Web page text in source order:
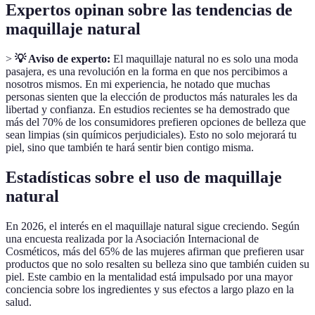
Expertos opinan sobre las tendencias de
maquillaje natural
> 💡 Aviso de experto: El maquillaje natural no es solo una moda
pasajera, es una revolución en la forma en que nos percibimos a
nosotros mismos. En mi experiencia, he notado que muchas
personas sienten que la elección de productos más naturales les da
libertad y confianza. En estudios recientes se ha demostrado que
más del 70% de los consumidores prefieren opciones de belleza que
sean limpias (sin químicos perjudiciales). Esto no solo mejorará tu
piel, sino que también te hará sentir bien contigo misma.
Estadísticas sobre el uso de maquillaje
natural
En 2026, el interés en el maquillaje natural sigue creciendo. Según
una encuesta realizada por la Asociación Internacional de
Cosméticos, más del 65% de las mujeres afirman que prefieren usar
productos que no solo resalten su belleza sino que también cuiden su
piel. Este cambio en la mentalidad está impulsado por una mayor
conciencia sobre los ingredientes y sus efectos a largo plazo en la
salud.